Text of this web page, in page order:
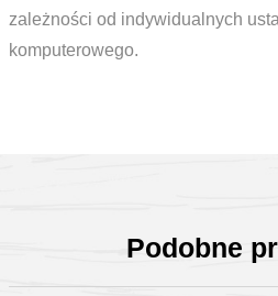
zależności od indywidualnych
komputerowego.
Podobne